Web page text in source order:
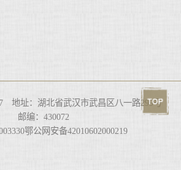
地址：湖北省武汉市武昌区八一路299号
邮编：430072
鄂公网安备42010602000219